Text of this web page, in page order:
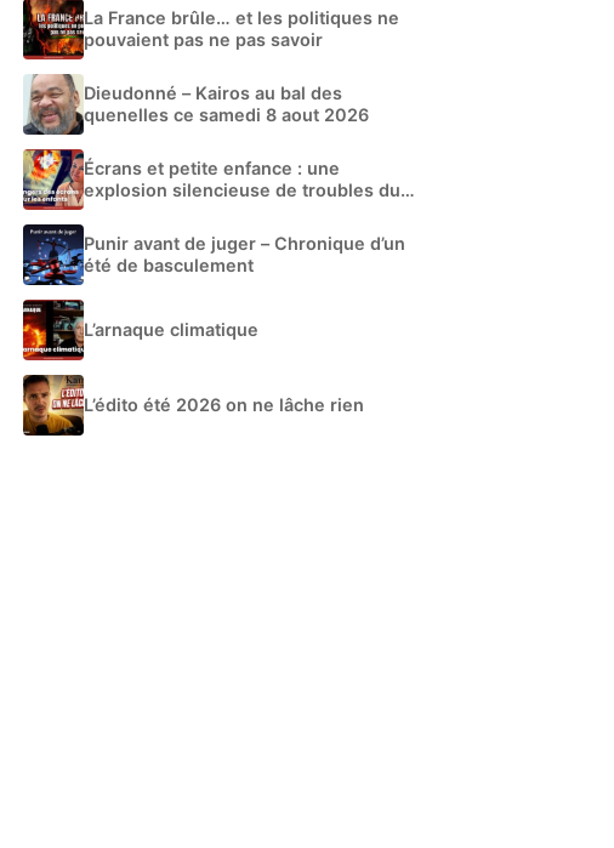
La France brûle… et les politiques ne
pouvaient pas ne pas savoir
Dieudonné – Kairos au bal des
quenelles ce samedi 8 aout 2026
Écrans et petite enfance : une
explosion silencieuse de troubles du
Punir avant de juger – Chronique d’un
été de basculement
L’arnaque climatique
L’édito été 2026 on ne lâche rien